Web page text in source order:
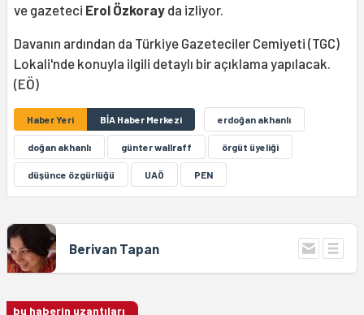
ve gazeteci Erol Özkoray da izliyor.
Davanın ardından da Türkiye Gazeteciler Cemiyeti (TGC)
Lokali'nde konuyla ilgili detaylı bir açıklama yapılacak.
(EÖ)
Haber Yeri BİA Haber Merkezi erdoğan akhanlı
doğan akhanlı günter wallraff örgüt üyeliği
düşünce özgürlüğü UAÖ PEN
Berivan Tapan
bu haberin uzantıları